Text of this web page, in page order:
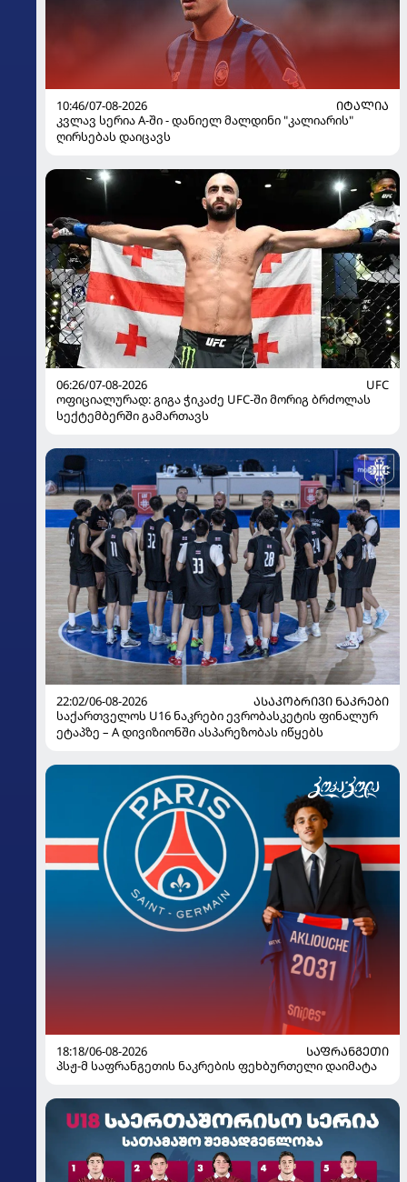
10:46/07-08-2026
ᲘᲢᲐᲚᲘᲐ
კვლავ სერია A-ში - დანიელ მალდინი "კალიარის"
ღირსებას დაიცავს
06:26/07-08-2026
UFC
ოფიციალურად: გიგა ჭიკაძე UFC-ში მორიგ ბრძოლას
სექტემბერში გამართავს
22:02/06-08-2026
ᲐᲡᲐᲙᲝᲑᲠᲘᲕᲘ ᲜᲐᲙᲠᲔᲑᲘ
საქართველოს U16 ნაკრები ევრობასკეტის ფინალურ
ეტაპზე – A დივიზიონში ასპარეზობას იწყებს
18:18/06-08-2026
ᲡᲐᲤᲠᲐᲜᲒᲔᲗᲘ
პსჟ-მ საფრანგეთის ნაკრების ფეხბურთელი დაიმატა